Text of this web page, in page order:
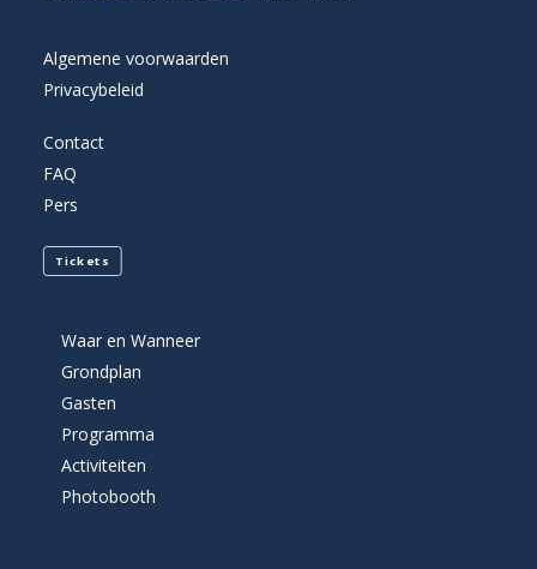
Algemene voorwaarden
Privacybeleid
Contact
FAQ
Pers
Tickets
Waar en Wanneer
Grondplan
Gasten
Programma
Activiteiten
Photobooth